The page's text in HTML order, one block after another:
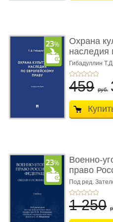
Охрана
наследия
Гибадуллин
459 руб.
Военно-
право
Под ред.
Шарапова С.Н.
1 250